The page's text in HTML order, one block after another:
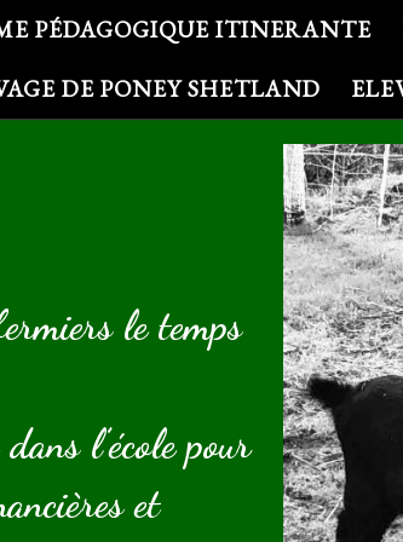
PÉDAGOGIQUE ITINERANTE
DE PONEY SHETLAND
le temps
l’école pour
et